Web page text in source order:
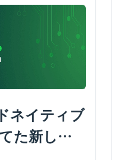
ネイティブ
た新しい